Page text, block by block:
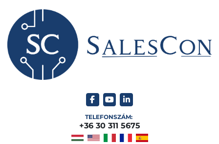
facebook
youtubelinkedin
TELEFONSZÁM:
+36 30 311 5675